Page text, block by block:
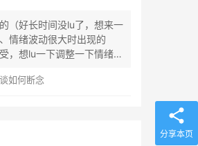
（好长时间没lu了，想来一
情绪波动很大时出现的
，想lu一下调整一下情绪）
如何断念
分享本页